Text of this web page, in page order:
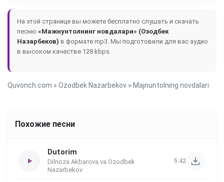
На этой странице вы можете бесплатно слушать и скачать
песню «Мажнунтолнинг новдалари» (Озодбек
Назарбеков) в формате mp3. Мы подготовили для вас аудио
в высоком качестве 128 kbps.
Quvonch.com » Ozodbek Nazarbekov » Majnuntolning novdalari
Похожие песни
Dutorim
Dilnoza Akbarova va Ozodbek
Nazarbekov
5:42